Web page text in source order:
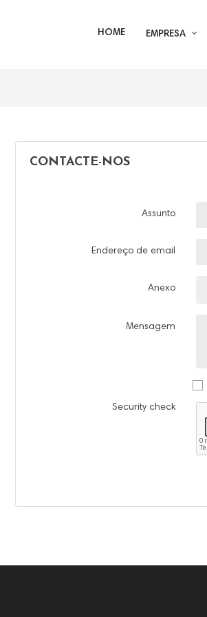
HOME EMPRESA
CONTACTE-NOS
Assunto
Endereço de email
Anexo
Mensagem
Security check